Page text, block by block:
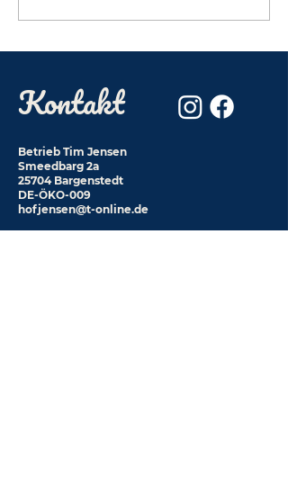
Kontakt
Betrieb Tim Jensen
Smeedbarg 2a
25704 Bargenstedt
DE-ÖKO-009
hofjensen@t-online.de